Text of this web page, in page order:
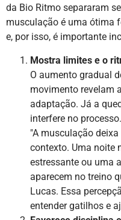
da Bio Ritmo separaram
musculação é uma ótima
e, por isso, é importante
Mostra limites e o
O aumento gradual
movimento revelam
adaptação. Já a
interfere no processo.
"A musculação
contexto. Uma noite
estressante ou uma
aparecem no treino
Lucas. Essa
entender gatilhos e